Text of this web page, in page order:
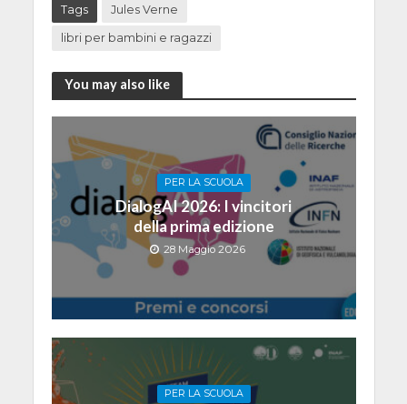
Tags Jules Verne
libri per bambini e ragazzi
You may also like
PER LA SCUOLA
DialogAI 2026: I vincitori
della prima edizione
28 Maggio 2026
PER LA SCUOLA